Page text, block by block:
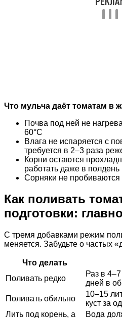
Что мульча даёт томатам в
Почва под ней не
60°C
Влага не испаряется с
требуется в 2–3 раза
Корни остаются
работать даже в полдень
Сорняки не пробиваются
Как поливать
подготовки:
С тремя добавками режим
меняется. Забудьте о частых
Что делать
Поливать редко
Раз в
дней в
Поливать обильно
10–15
куст за
Лить под корень, а
Вода